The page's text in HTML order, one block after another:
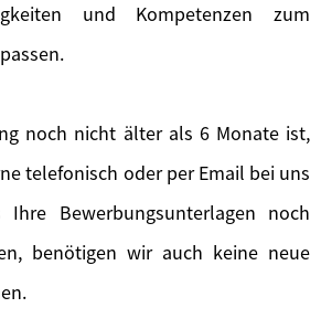
und Kompetenzen zum
noch nicht älter als 6 Monate ist,
telefonisch oder per Email bei uns
Bewerbungsunterlagen noch
benötigen wir auch keine neue